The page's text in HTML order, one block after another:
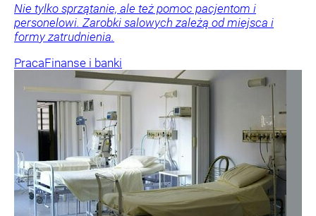
Nie tylko sprzątanie, ale też pomoc pacjentom i
personelowi. Zarobki salowych zależą od miejsca i
formy zatrudnienia.
PracaFinanse i banki